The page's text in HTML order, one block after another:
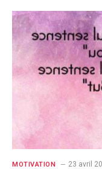
MOTIVATION 23 avril